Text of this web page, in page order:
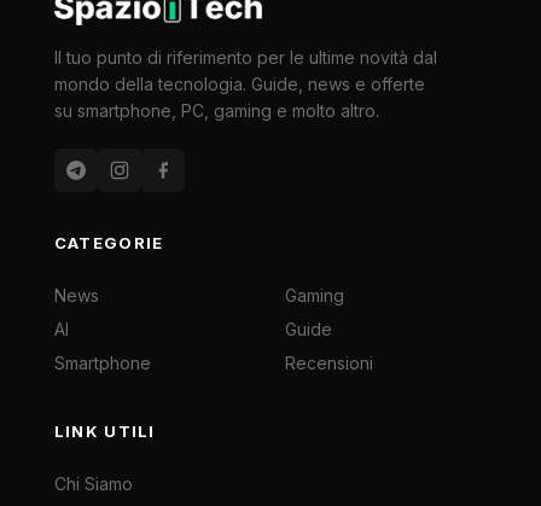
Il tuo punto di riferimento per le ultime novità dal
mondo della tecnologia. Guide, news e offerte
su smartphone, PC, gaming e molto altro.
CATEGORIE
News
AI
Smartphone
Gaming
Guide
Recensioni
LINK UTILI
Chi Siamo